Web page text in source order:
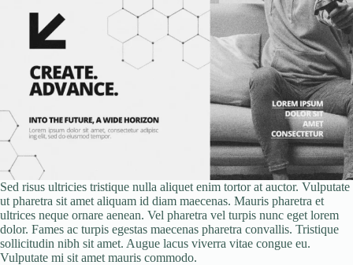
Sed risus ultricies tristique nulla aliquet enim tortor at auctor. Vulputate
ut pharetra sit amet aliquam id diam maecenas. Mauris pharetra et
ultrices neque ornare aenean. Vel pharetra vel turpis nunc eget lorem
dolor. Fames ac turpis egestas maecenas pharetra convallis. Tristique
sollicitudin nibh sit amet. Augue lacus viverra vitae congue eu.
Vulputate mi sit amet mauris commodo.